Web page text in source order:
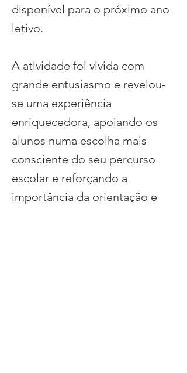
disponível para o próximo ano
letivo.
A atividade foi vivida com
grande entusiasmo e revelou-
se uma experiência
enriquecedora, apoiando os
alunos numa escolha mais
consciente do seu percurso
escolar e reforçando a
importância da orientação e